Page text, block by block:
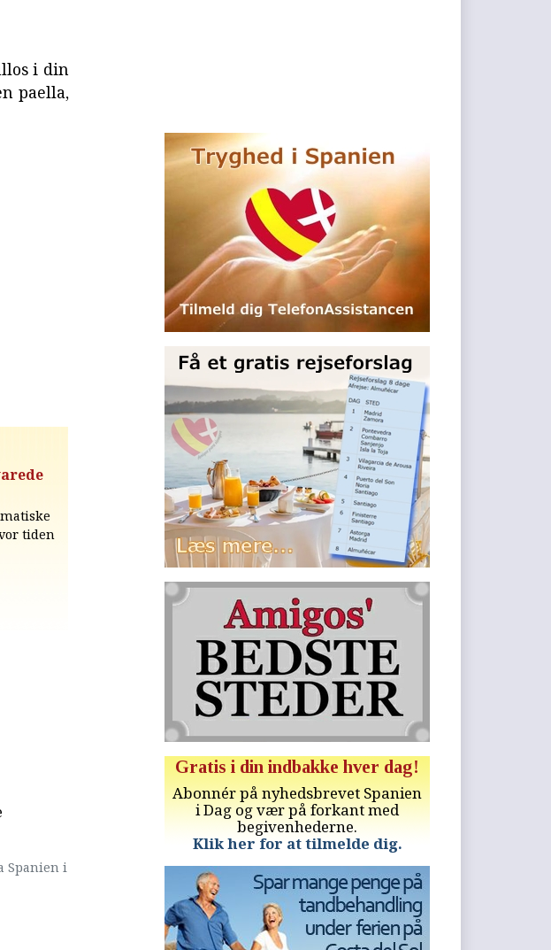
i din
paella,
tiden
Spanien i
Gratis i din indbakke hver dag!
Abonnér på nyhedsbrevet Spanien
i Dag og vær på forkant med
begivenhederne.
Klik her for at tilmelde dig.